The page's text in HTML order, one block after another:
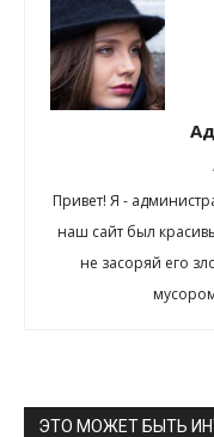
Привет! Я -
наш сайт был
не засоряй его
ЭТО МОЖЕТ БЫТЬ